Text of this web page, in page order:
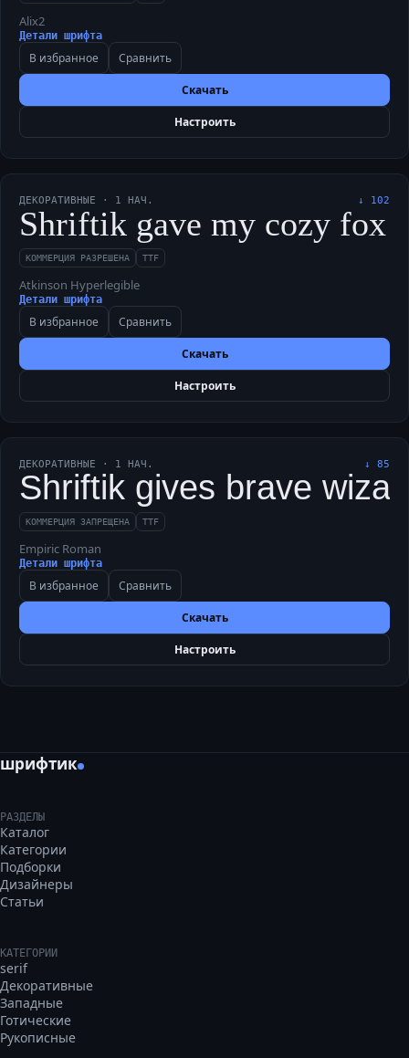
Alix2
Детали шрифта
В избранное Сравнить
Скачать
Настроить
ДЕКОРАТИВНЫЕ · 1 НАЧ. ↓ 102
Shriftik gave my cozy fox
КОММЕРЦИЯ РАЗРЕШЕНА TTF
Atkinson Hyperlegible
Детали шрифта
В избранное Сравнить
Скачать
Настроить
ДЕКОРАТИВНЫЕ · 1 НАЧ. ↓ 85
Shriftik gives brave
КОММЕРЦИЯ ЗАПРЕЩЕНА TTF
Empiric Roman
Детали шрифта
В избранное Сравнить
Скачать
Настроить
шрифтик
РАЗДЕЛЫ
Каталог
Категории
Подборки
Дизайнеры
Статьи
КАТЕГОРИИ
serif
Декоративные
Западные
Готические
Рукописные